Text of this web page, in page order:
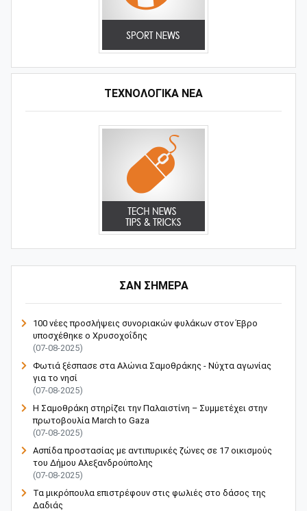
ΤΕΧΝΟΛΟΓΙΚΑ ΝΕΑ
ΣΑΝ ΣΗΜΕΡΑ
100 νέες προσλήψεις συνοριακών φυλάκων στον Έβρο
υποσχέθηκε ο Χρυσοχοΐδης
(07-08-2025)
Φωτιά ξέσπασε στα Αλώνια Σαμοθράκης - Νύχτα αγωνίας
για το νησί
(07-08-2025)
Η Σαμοθράκη στηρίζει την Παλαιστίνη – Συμμετέχει στην
πρωτοβουλία March to Gaza
(07-08-2025)
Ασπίδα προστασίας με αντιπυρικές ζώνες σε 17 οικισμούς
του Δήμου Αλεξανδρούπολης
(07-08-2025)
Τα μικρόπουλα επιστρέφουν στις φωλιές στο δάσος της
Δαδιάς